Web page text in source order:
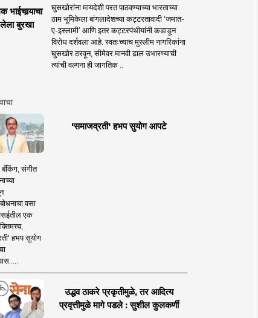
भाईचार्‍याचा
बुरखा
घुसखोरांना मायदेशी परत पाठवण्याच्या भारताच्या
ठाम भूमिकेला बांगलादेशच्या कट्टरतावादी ‘जमात-
ए-इस्लामी’ आणि इतर कट्टरपंथीयांनी कडाडून
विरोध दर्शवला आहे. स्वतःच्याच मुस्लीम नागरिकांना
घुसखोर ठरवून, सीमेवर मानवी ढाल उभारण्याची
त्यांची वल्गना ही जागतिक ..
'समाजव्रती' हभप सुयोग आपटे
बँकिंग, संगीत
वसा
एक
हभप सुयोग
उद्धव ठाकरे प्रकृतीमुळे, तर आदित्य
प्रवृत्तीमुळे मागे पडले : सुशील कुलकर्णी